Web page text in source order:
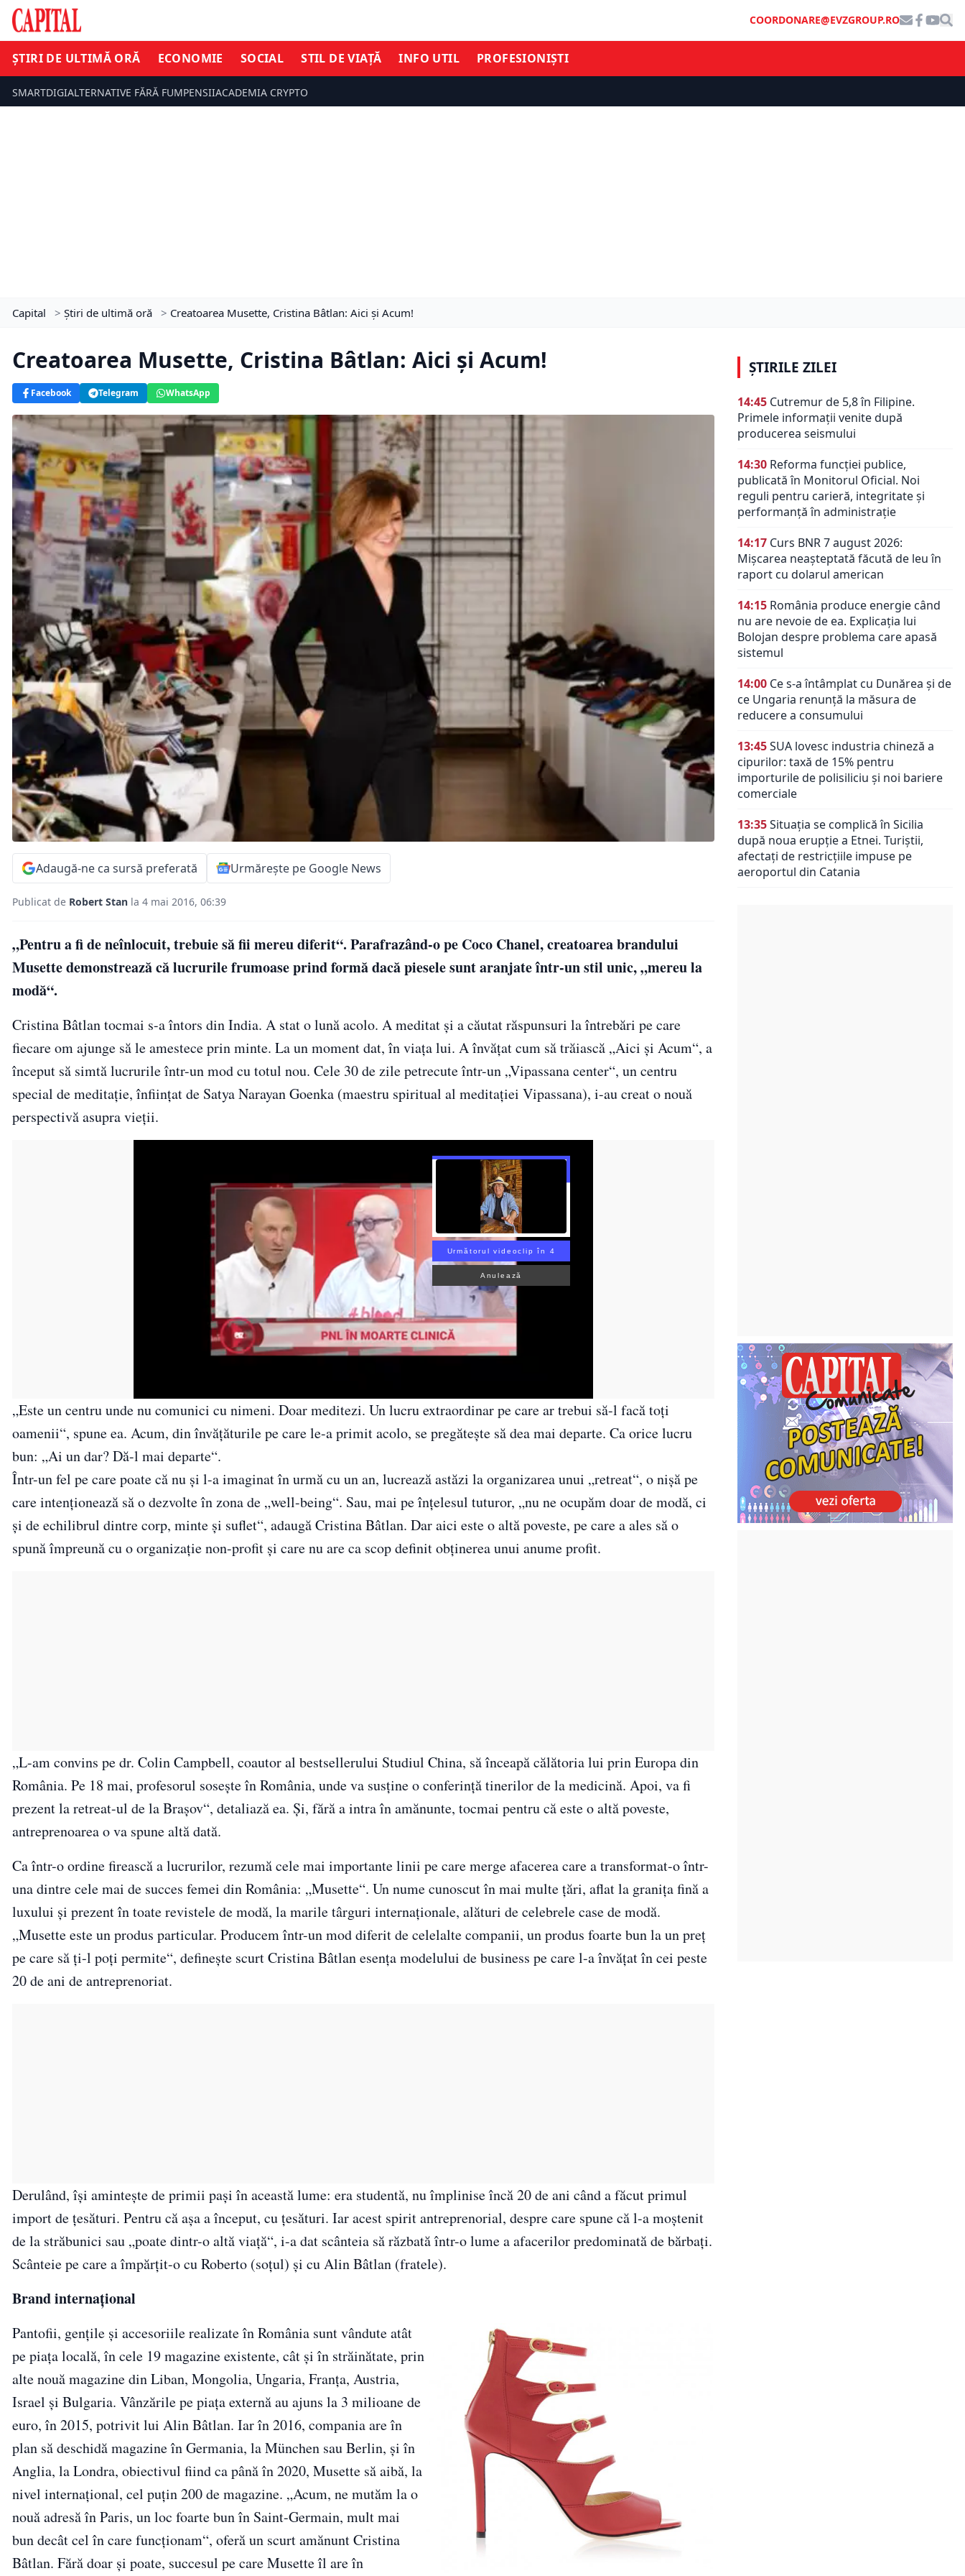
COORDONARE@EVZGROUP.RO
ȘTIRI DE ULTIMĂ ORĂ ECONOMIE SOCIAL STIL DE VIAȚĂ INFO UTIL PROFESIONIȘTI
SMARTDIGIALTERNATIVE FĂRĂ FUMPENSIIACADEMIA CRYPTO
Capital > Știri de ultimă oră > Creatoarea Musette, Cristina Bâtlan: Aici și Acum!
Creatoarea Musette, Cristina Bâtlan: Aici și Acum!
Facebook Telegram WhatsApp
Adaugă-ne ca sursă preferată Urmărește pe Google News
Publicat de Robert Stan la 4 mai 2016, 06:39
„Pentru a fi de neînlocuit, trebuie să fii mereu diferit“. Parafrazând-o pe Coco Chanel, creatoarea brandului
Musette demonstrează că lucrurile frumoase prind formă dacă piesele sunt aranjate într-un stil unic, „mereu la
modă“.
Cristina Bâtlan tocmai s-a întors din India. A stat o lună acolo. A meditat și a căutat răspunsuri la întrebări pe care
fiecare om ajunge să le amestece prin minte. La un moment dat, în viața lui. A învățat cum să trăiască „Aici și Acum“, a
început să simtă lucrurile într-un mod cu totul nou. Cele 30 de zile petrecute într-un „Vipassana center“, un centru
special de meditație, înființat de Satya Narayan Goenka (maestru spiritual al meditației Vipassana), i-au creat o nouă
perspectivă asupra vieții.
Următorul videoclip în 3
Anulează
„Este un centru unde nu comunici cu nimeni. Doar meditezi. Un lucru extraordinar pe care ar trebui să-l facă toți
oamenii“, spune ea. Acum, din învățăturile pe care le-a primit acolo, se pregătește să dea mai departe. Ca orice lucru
bun: „Ai un dar? Dă-l mai departe“.
Într-un fel pe care poate că nu și l-a imaginat în urmă cu un an, lucrează astăzi la organizarea unui „retreat“, o nișă pe
care intenționează să o dezvolte în zona de „well-being“. Sau, mai pe înțelesul tuturor, „nu ne ocupăm doar de modă, ci
și de echilibrul dintre corp, minte și suflet“, adaugă Cristina Bâtlan. Dar aici este o altă poveste, pe care a ales să o
spună împreună cu o organizație non-profit și care nu are ca scop definit obținerea unui anume profit.
„L-am convins pe dr. Colin Campbell, coautor al ­bestsellerului Studiul China, să înceapă călătoria lui prin Europa din
România. Pe 18 mai, profesorul sosește în România, unde va susține o conferință tinerilor de la medicină. Apoi, va fi
prezent la retreat-ul de la Brașov“, detaliază ea. Și, fără a intra în amănunte, tocmai pentru că este o altă poveste,
antreprenoarea o va spune altă dată.
Ca într-o ordine firească a lucrurilor, rezumă cele mai importante linii pe care merge afacerea care a transformat-o într-
una dintre cele mai de succes femei din România: „Musette“. Un nume cunoscut în mai multe țări, aflat la granița fină a
luxului și prezent în toate revistele de modă, la marile târguri internaționale, alături de celebrele case de modă.
„Musette este un produs particular. Producem într-un mod diferit de celelalte companii, un produs foarte bun la un preț
pe care să ți-l poți permite“, definește scurt Cristina Bâtlan esența modelului de business pe care l-a învățat în cei peste
20 de ani de antreprenoriat.
Derulând, își amintește de primii pași în această lume: era studentă, nu împlinise încă 20 de ani când a făcut primul
import de țesături. Pentru că așa a început, cu țesături. Iar acest spirit antreprenorial, despre care spune că l-a moștenit
de la străbunici sau „poate dintr-o altă viață“, i-a dat scânteia să răzbată într-o lume a afacerilor predominată de bărbați.
Scânteie pe care a împărțit-o cu Roberto (soțul) și cu Alin Bâtlan (fratele).
Brand internațional
Pantofii, gențile și accesoriile realizate în România sunt vândute atât
pe piaţa locală, în cele 19 magazine existente, cât şi în străinătate, prin
alte nouă magazine din Liban, Mongolia, Ungaria, Franţa, Austria,
Israel şi Bulgaria. Vânzările pe piața externă au ajuns la 3 milioane de
euro, în 2015, potrivit lui Alin Bâtlan. Iar în 2016, compania are în
plan să deschidă magazine în Germania, la München sau Berlin, şi în
Anglia, la Londra, obiectivul fiind ca până în 2020, Musette să aibă, la
nivel internațional, cel puţin 200 de magazine. „Acum, ne mutăm la o
nouă adresă în Paris, un loc foarte bun în Saint-Germain, mult mai
bun decât cel în care funcționam“, oferă un scurt amănunt Cristina
Bâtlan. Fără doar și poate, succesul pe care Musette îl are în
ȘTIRILE ZILEI
14:45 Cutremur de 5,8 în Filipine.
Primele informații venite după
producerea seismului
14:30 Reforma funcției publice,
publicată în Monitorul Oficial. Noi
reguli pentru carieră, integritate și
performanță în administrație
14:17 Curs BNR 7 august 2026:
Mișcarea neașteptată făcută de leu în
raport cu dolarul american
14:15 România produce energie când
nu are nevoie de ea. Explicația lui
Bolojan despre problema care apasă
sistemul
14:00 Ce s-a întâmplat cu Dunărea și de
ce Ungaria renunță la măsura de
reducere a consumului
13:45SUA lovesc industria chineză a
cipurilor: taxă de 15% pentru
importurile de polisiliciu și noi bariere
comerciale
13:35Situația se complică în Sicilia
după noua erupție a Etnei. Turiștii,
afectați de restricțiile impuse pe
aeroportul din Catania